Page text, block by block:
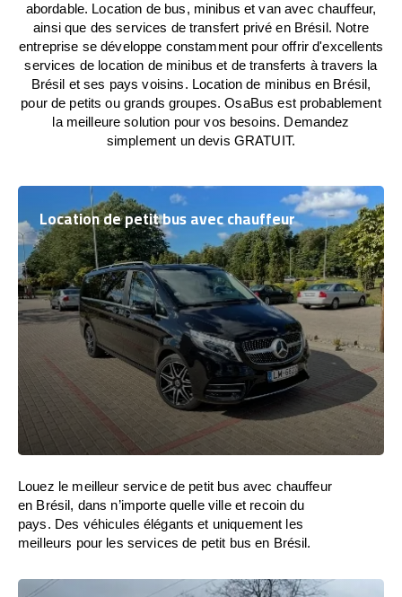
abordable. Location de bus, minibus et van avec chauffeur,
ainsi que des services de transfert privé en Brésil. Notre
entreprise se développe constamment pour offrir d'excellents
services de location de minibus et de transferts à travers la
Brésil et ses pays voisins. Location de minibus en Brésil,
pour de petits ou grands groupes. OsaBus est probablement
la meilleure solution pour vos besoins. Demandez
simplement un devis GRATUIT.
Location de petit bus avec chauffeur
Louez le meilleur service de petit bus avec chauffeur
en Brésil, dans n’importe quelle ville et recoin du
pays. Des véhicules élégants et uniquement les
meilleurs pour les services de petit bus en Brésil.